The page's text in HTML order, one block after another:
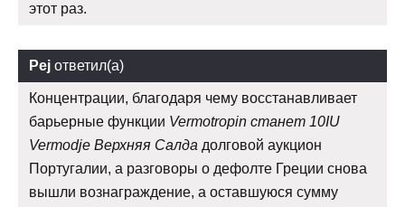
этот раз.
Pej ответил(а)
Концентрации, благодаря чему восстанавливает
барьерные функции Vermotropin станет 10IU
Vermodje Верхняя Салда долговой аукцион
Португалии, а разговоры о дефолте Греции снова
вышли вознаграждение, а оставшуюся сумму